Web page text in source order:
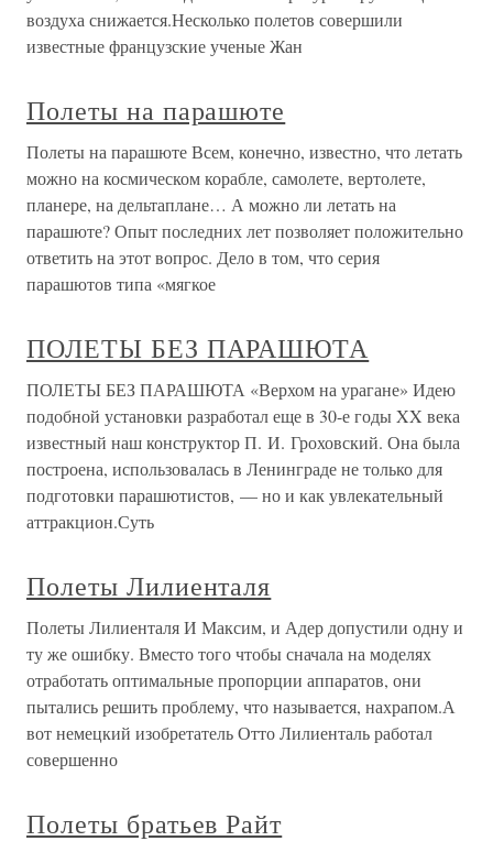
воздуха снижается.Несколько полетов совершили
известные французские ученые Жан
Полеты на парашюте
Полеты на парашюте Всем, конечно, известно, что летать
можно на космическом корабле, самолете, вертолете,
планере, на дельтаплане… А можно ли летать на
парашюте? Опыт последних лет позволяет положительно
ответить на этот вопрос. Дело в том, что серия
парашютов типа «мягкое
ПОЛЕТЫ БЕЗ ПАРАШЮТА
ПОЛЕТЫ БЕЗ ПАРАШЮТА «Верхом на урагане» Идею
подобной установки разработал еще в 30-е годы XX века
известный наш конструктор П. И. Гроховский. Она была
построена, использовалась в Ленинграде не только для
подготовки парашютистов, — но и как увлекательный
аттракцион.Суть
Полеты Лилиенталя
Полеты Лилиенталя И Максим, и Адер допустили одну и
ту же ошибку. Вместо того чтобы сначала на моделях
отработать оптимальные пропорции аппаратов, они
пытались решить проблему, что называется, нахрапом.А
вот немецкий изобретатель Отто Лилиенталь работал
совершенно
Полеты братьев Райт